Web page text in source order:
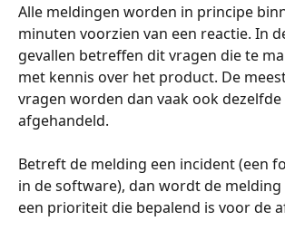
Alle meldingen worden in principe
minuten voorzien van een reactie. In
gevallen betreffen dit vragen die te
met kennis over het product. De
vragen worden dan vaak ook
afgehandeld.
Betreft de melding een incident (een
in de software), dan wordt de melding
een prioriteit die bepalend is voor de